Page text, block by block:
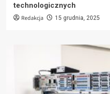
technologicznych
Redakcja 15 grudnia, 2025